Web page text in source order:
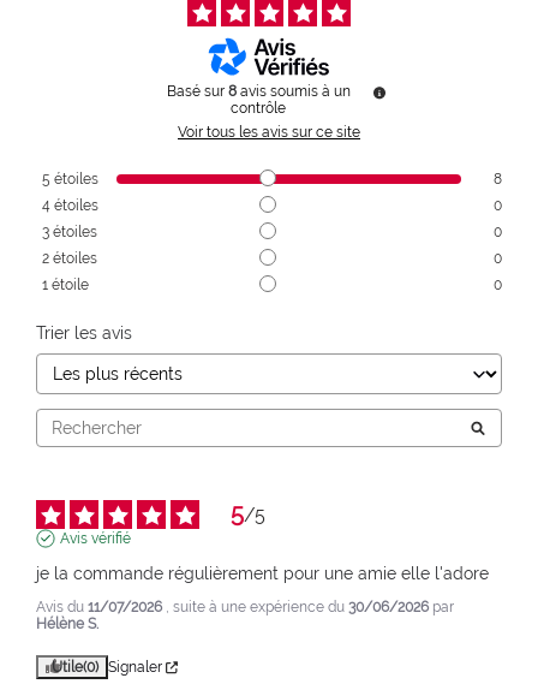
Basé sur 8 avis soumis à un
contrôle
Voir tous les avis sur ce site
5 étoiles
8
4 étoiles
0
3 étoiles
0
2 étoiles
0
1 étoile 0
Trier les avis
5/5
Avis vérifié
je la commande régulièrement pour une amie elle l'adore
Avis du 11/07/2026 , suite à une expérience du 30/06/2026 par
Hélène S.
Utile(0) Signaler